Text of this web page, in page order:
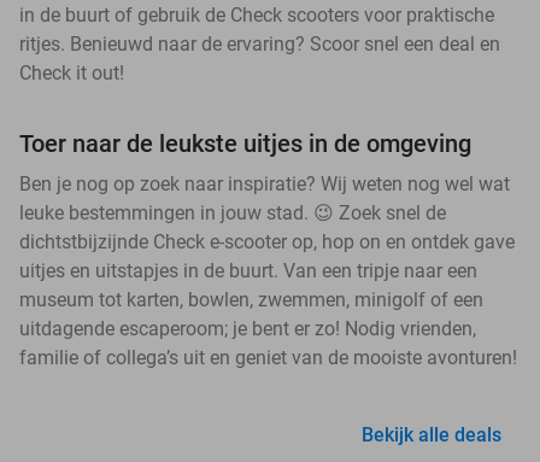
in de buurt of gebruik de Check scooters voor praktische
ritjes. Benieuwd naar de ervaring? Scoor snel een deal en
Check it out!
Toer naar de leukste uitjes in de omgeving
Ben je nog op zoek naar inspiratie? Wij weten nog wel wat
leuke bestemmingen in jouw stad. 😉 Zoek snel de
dichtstbijzijnde Check e-scooter op, hop on en ontdek gave
uitjes en uitstapjes in de buurt. Van een tripje naar een
museum tot karten, bowlen, zwemmen, minigolf of een
uitdagende escaperoom; je bent er zo! Nodig vrienden,
familie of collega’s uit en geniet van de mooiste avonturen!
Bekijk alle deals